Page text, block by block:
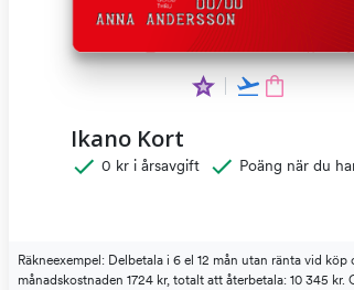
Ikano Kort
0 kr i årsavgift Poäng när du
Räkneexempel: Delbetala i 6 el 12 mån utan ränta vid
månadskostnaden 1724 kr, totalt att återbetala: 10 345